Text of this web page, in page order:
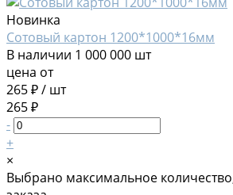
Новинка
Сотовый картон 1200*1000*16мм
В наличии 1 000 000 шт
цена от
265 ₽/ шт
265 ₽
-
+
×
Выбрано максимальное